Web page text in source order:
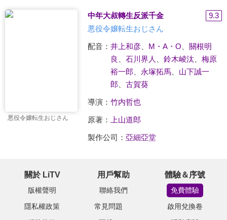
悪役令嬢転生おじさん
中年大叔轉生反派千金
9.3
悪役令嬢転生おじさん
配音： 井上和彦、 M・A・O
關根明
良
石川界人 鈴木崚汰
梅原
裕一郎
永塚拓馬、 山下誠一
郎
古賀葵
導演： 竹内哲也
原著： 上山道郎
製作公司： 亞細亞堂
關於 LiTV
版權聲明
隱私權政策
用戶幫助
聯絡我們
常見問題
體驗＆序號
免費體驗
啟用兌換卷